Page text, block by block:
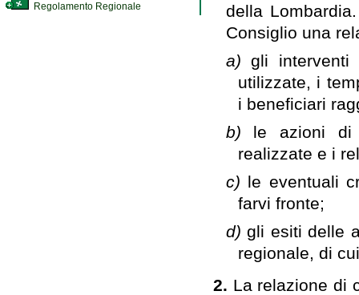
Regolamento Regionale
della
Consiglio una
a)gli interventi
utilizzate, i
i beneficiari
b) le azioni di
realizzate e i
c) le eventuali
farvi fronte;
d)gli esiti delle
regionale, di
2. La relazione di